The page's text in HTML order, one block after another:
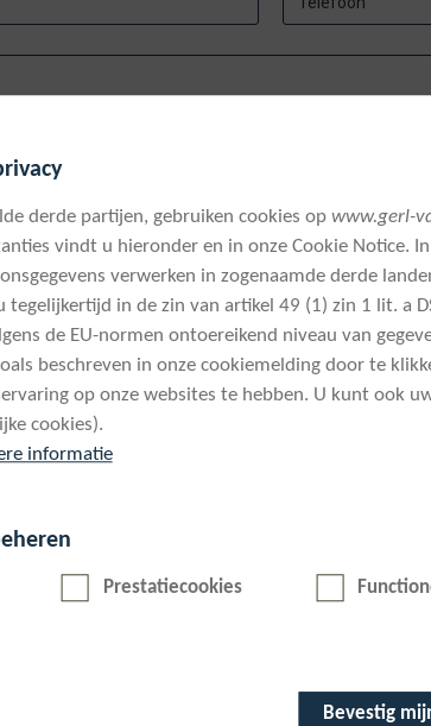
derde partijen, gebruiken cookies op www.gerl-
vindt u hieronder en in onze Cookie Notice.
verwerken in zogenaamde derde
in de zin van artikel 49 (1) zin 1 lit. a
de EU-normen ontoereikend niveau van
beschreven in onze cookiemelding door te
op onze websites te hebben. U kunt ook
cookies).
informatie
Prestatiecookies
Bevestig